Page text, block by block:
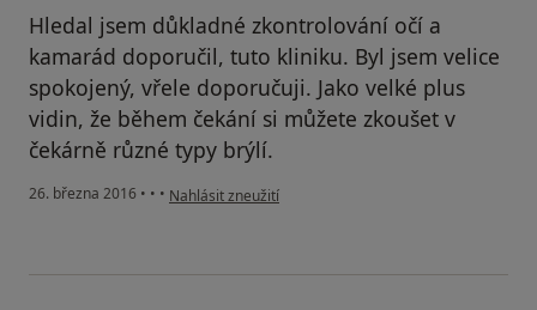
Hledal jsem důkladné zkontrolování očí a
kamarád doporučil, tuto kliniku. Byl jsem velice
spokojený, vřele doporučuji. Jako velké plus
vidin, že během čekání si můžete zkoušet v
čekárně různé typy brýlí.
26. března 2016 • • • podle názoru uživatele Váš účet byl odstraněn
Nahlásit zneužití